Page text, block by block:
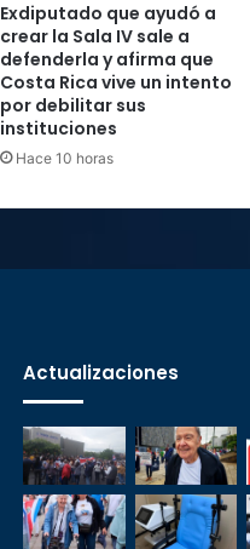
Exdiputado que ayudó a
crear la Sala IV sale a
defenderla y afirma que
Costa Rica vive un intento
por debilitar sus
instituciones
Hace 10 horas
Actualizaciones